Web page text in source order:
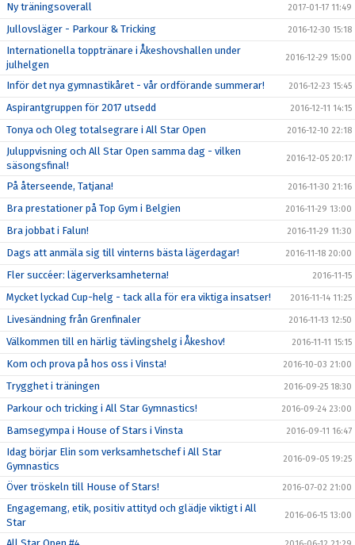
Ny träningsoverall 2017-01-17 11:49
Jullovsläger - Parkour & Tricking 2016-12-30 15:18
Internationella topptränare i Åkeshovshallen under
julhelgen
2016-12-29 15:00
Inför det nya gymnastikåret - vår ordförande summerar! 2016-12-23 15:45
Aspirantgruppen för 2017 utsedd 2016-12-11 14:15
Tonya och Oleg totalsegrare i All Star Open 2016-12-10 22:18
Juluppvisning och All Star Open samma dag - vilken
säsongsfinal!
2016-12-05 20:17
På återseende, Tatjana! 2016-11-30 21:16
Bra prestationer på Top Gym i Belgien 2016-11-29 13:00
Bra jobbat i Falun! 2016-11-29 11:30
Dags att anmäla sig till vinterns bästa lägerdagar! 2016-11-18 20:00
Fler succéer: lägerverksamheterna! 2016-11-15
Mycket lyckad Cup-helg - tack alla för era viktiga insatser! 2016-11-14 11:25
Livesändning från Grenfinaler 2016-11-13 12:50
Välkommen till en härlig tävlingshelg i Åkeshov! 2016-11-11 15:15
Kom och prova på hos oss i Vinsta! 2016-10-03 21:00
Trygghet i träningen 2016-09-25 18:30
Parkour och tricking i All Star Gymnastics! 2016-09-24 23:00
Bamsegympa i House of Stars i Vinsta 2016-09-11 16:47
Idag börjar Elin som verksamhetschef i All Star
Gymnastics
2016-09-05 19:25
Över tröskeln till House of Stars! 2016-07-02 21:00
Engagemang, etik, positiv attityd och glädje viktigt i All
Star
2016-06-15 13:00